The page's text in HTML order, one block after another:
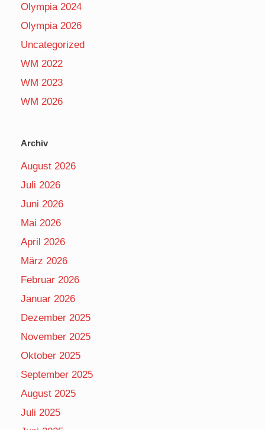
Olympia 2024
Olympia 2026
Uncategorized
WM 2022
WM 2023
WM 2026
Archiv
August 2026
Juli 2026
Juni 2026
Mai 2026
April 2026
März 2026
Februar 2026
Januar 2026
Dezember 2025
November 2025
Oktober 2025
September 2025
August 2025
Juli 2025